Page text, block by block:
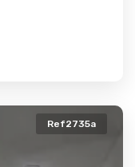
Ref2735a